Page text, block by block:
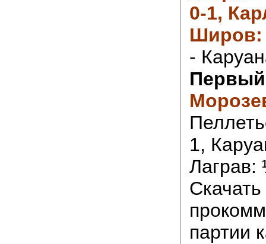
0-1,
Широв:
-
1,
Скачать
партии